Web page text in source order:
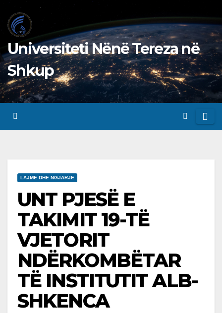
to
content
Universiteti Nënë Tereza në
Shkup
LAJME DHE NGJARJE
UNT PJESË E
TAKIMIT 19-TË
VJETORIT
NDËRKOMBËTAR
TË INSTITUTIT ALB-
SHKENCA